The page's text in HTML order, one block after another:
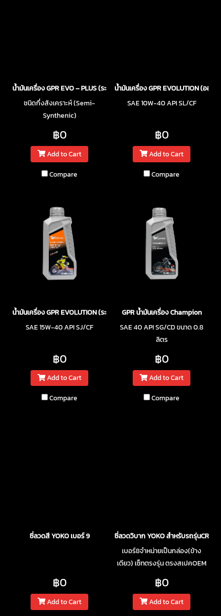
น้ำมันเครื่อง GPR EVO – PLUS (ระบบหัวฉีด)
ชนิดกึ่งสังเคราะห์ (Semi-
Synthenic)
฿0
Add to Cart
Compare
น้ำมันเครื่อง GPR EVOLUTION (ออโต
SAE 10W-40 API SL/CF
฿0
Add to Cart
Compare
น้ำมันเครื่อง GPR EVOLUTION (ระบบหัวฉีด)
SAE 15W-40 API SJ/CF
฿0
Add to Cart
Compare
GPR น้ำมันเครื่อง Champion
SAE 40 API SG/CD ขนาด 0.8
ลิตร
฿0
Add to Cart
Compare
ซี่ลวดสี YOKO เบอร์ 9
฿0
Add to Cart
ซี่ลวดวิบาก YOKO สำหรับรถรุ่น
เบอร์8จำหน่ายเป็นกล่อง(ข้าง
เดียว) เซ็ทตรงรุ่น ตรงสเปคOEM
฿0
Add to Cart